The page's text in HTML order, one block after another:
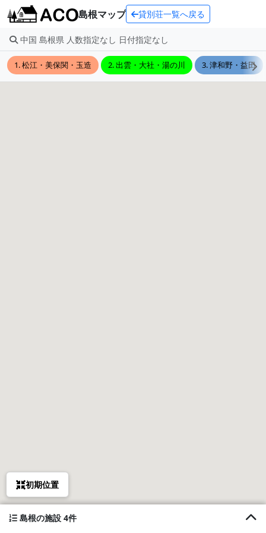
島根マップ 貸別荘一覧へ戻る
中国 島根県 人数指定なし 日付指定なし
1. 松江・美保関・玉造 2. 出雲・大社・湯の川 3. 津和野・益田
初期位置
島根の施設 4件1. ヤドカリ荘